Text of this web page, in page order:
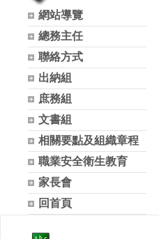
網站導覽
總務主任
聯絡方式
出納組
庶務組
文書組
相關要點及組織章程
職業安全衛生教育
家長會
回首頁